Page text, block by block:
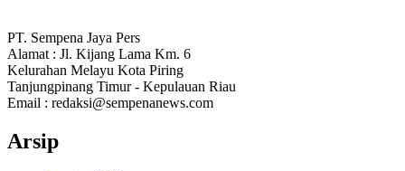
PT. Sempena Jaya Pers
Alamat : Jl. Kijang Lama Km. 6
Kelurahan Melayu Kota Piring
Tanjungpinang Timur - Kepulauan Riau
Email : redaksi@sempenanews.com
Arsip